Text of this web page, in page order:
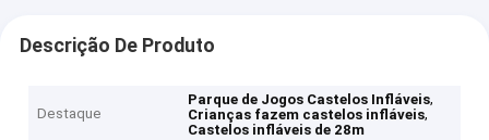
Descrição De Produto
Destaque
Parque de Jogos Castelos Infláveis,
Crianças fazem castelos infláveis,
Castelos infláveis de 28m